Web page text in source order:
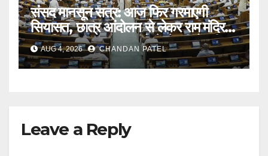
संसद मानसून सत्र: आज फिर गरमाएगी
सियासत, छात्र आंदोलन से लेकर राम मंदिर
दान विवाद तक सरकार को घेरने की तैयारी
AUG 4, 2026 CHANDAN PATEL
Leave a Reply